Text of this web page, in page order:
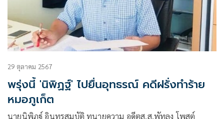
29 ตุลาคม 2567
พรุ่งนี้ 'นิพิฏฐ์' ไปยื่นอุทธรณ์ คดีฝรั่งทำร้าย
หมอภูเก็ต
นายนิพิฏฐ์ อินทรสมบัติ ทนายความ อดีตส.ส.พัทลุง โพสต์